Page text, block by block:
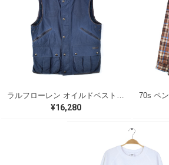
¥16,280